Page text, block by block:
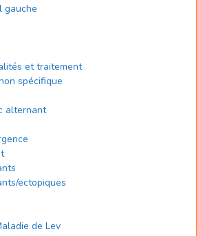
gauche
et traitement
spécifique
alternant
ectopiques
de Lev